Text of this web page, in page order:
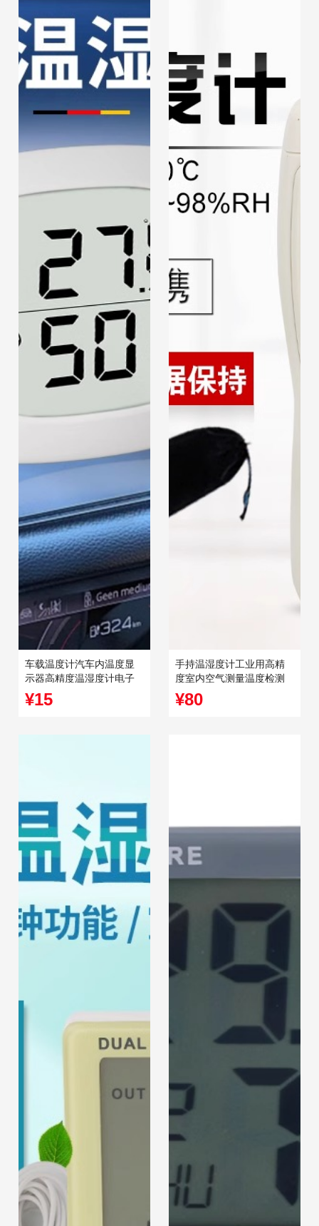
车载温度计汽车内温度显
示器高精度温湿度计电子
迷你家用
¥15
手持温湿度计工业用高精
度室内空气测量温度检测
湿度计检测仪
¥80